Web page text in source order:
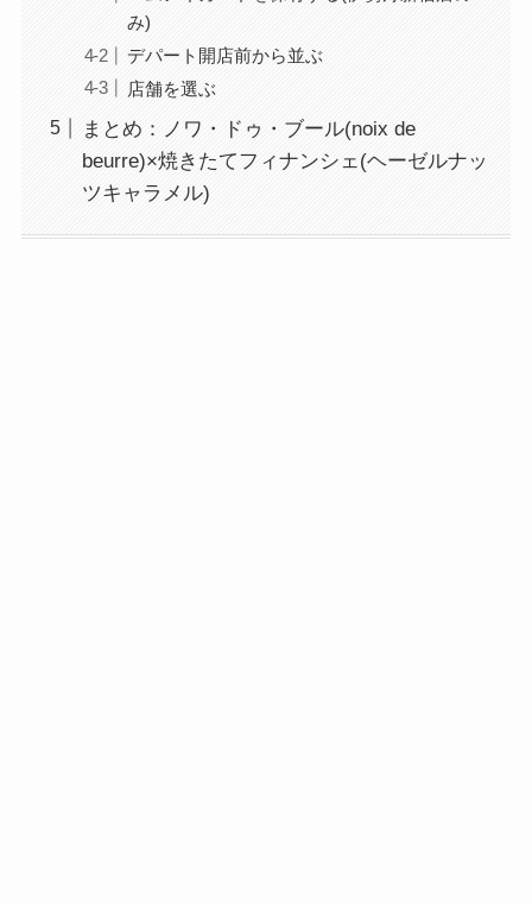
み)
デパート開店前から並ぶ
店舗を選ぶ
まとめ：ノワ・ドゥ・ブール(noix de
beurre)×焼きたてフィナンシェ(ヘーゼルナッ
ツキャラメル)